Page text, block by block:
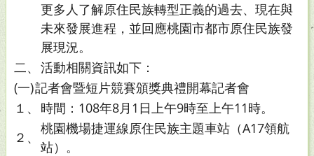
更多人了解原住民族轉型正義的過去、現在與
未來發展進程，並回應桃園市都市原住民族發
展現況。
二、 活動相關資訊如下：
(一)記者會暨短片競賽頒獎典禮開幕記者會
１、
時間：108年8月1日上午9時至上午11時。
２、
桃園機場捷運線原住民族主題車站（A17領航
站）。